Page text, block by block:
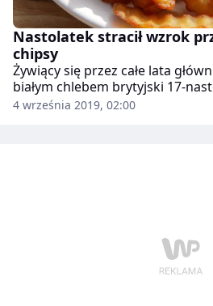
Nastolatek stracił wzrok
chipsy
Żywiący się przez całe lata
białym chlebem brytyjski 17-
wzrok i ma problemy ze
4 września 2019, 02:00